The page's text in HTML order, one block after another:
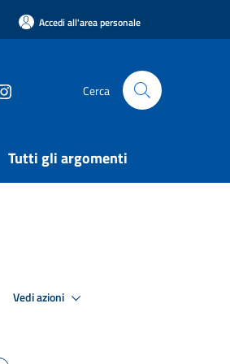
Accedi all'area personale
Cerca
Tutti gli argomenti
Vedi azioni